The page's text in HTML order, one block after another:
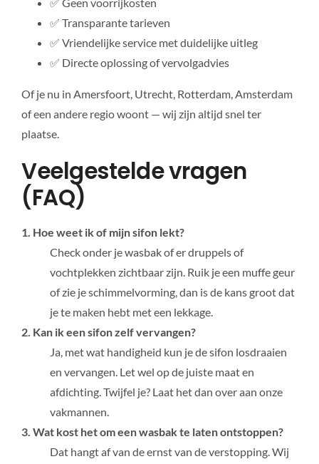
✅ Transparante tarieven
✅ Vriendelijke service met duidelijke uitleg
✅ Directe oplossing of vervolgadvies
Of je nu in Amersfoort, Utrecht, Rotterdam, Amsterdam
of een andere regio woont — wij zijn altijd snel ter
plaatse.
Veelgestelde vragen
(FAQ)
1. Hoe weet ik of mijn sifon lekt?
Check onder je wasbak of er druppels of
vochtplekken zichtbaar zijn. Ruik je een muffe geur
of zie je schimmelvorming, dan is de kans groot dat
je te maken hebt met een lekkage.
2. Kan ik een sifon zelf vervangen?
Ja, met wat handigheid kun je de sifon losdraaien
en vervangen. Let wel op de juiste maat en
afdichting. Twijfel je? Laat het dan over aan onze
vakmannen.
3. Wat kost het om een wasbak te laten ontstoppen?
Dat hangt af van de ernst van de verstopping. Wij